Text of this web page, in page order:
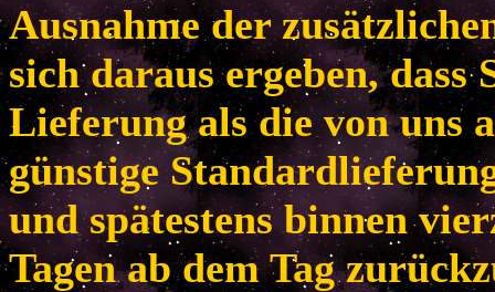
Ausnahme der
sich daraus ergeben, dass
Lieferung als die von uns
günstige
und spätestens binnen
Tagen ab dem Tag